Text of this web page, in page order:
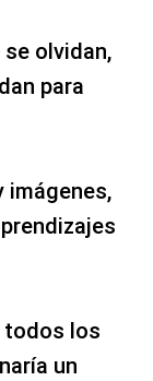
se olvidan,
para
imágenes,
todos los
un